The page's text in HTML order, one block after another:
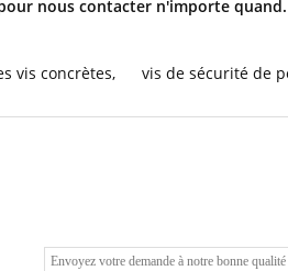
nous contacter n'importe quand.
vis concrètes, vis de sécurité de